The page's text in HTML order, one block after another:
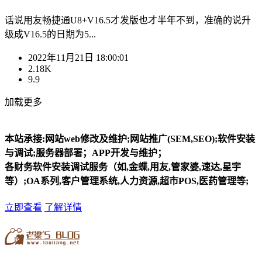
话说用友畅捷通U8+V16.5才发版也才半年不到，准确的说升
级成V16.5的日期为5...
2022年11月21日 18:00:01
2.18K
9.9
加载更多
本站承接:网站web修改及维护;网站推广(SEM,SEO);软件安装
与调试;服务器部署；APP开发与维护；
各财务软件安装调试服务（如,金蝶,用友,管家婆,速达,星宇
等）;OA系列,客户管理系统,人力资源,超市POS,医药管理等;
立即查看 了解详情